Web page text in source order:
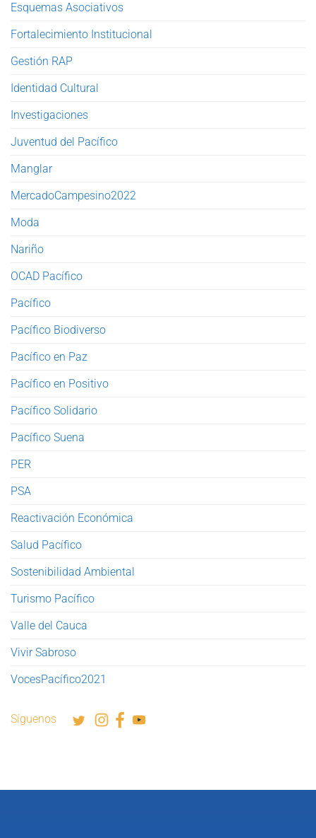
Esquemas Asociativos
Fortalecimiento Institucional
Gestión RAP
Identidad Cultural
Investigaciones
Juventud del Pacífico
Manglar
MercadoCampesino2022
Moda
Nariño
OCAD Pacífico
Pacífico
Pacífico Biodiverso
Pacífico en Paz
Pacífico en Positivo
Pacífico Solidario
Pacífico Suena
PER
PSA
Reactivación Económica
Salud Pacífico
Sostenibilidad Ambiental
Turismo Pacífico
Valle del Cauca
Vivir Sabroso
VocesPacífico2021
Síguenos